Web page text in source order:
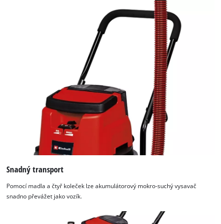
Snadný transport
Pomocí madla a čtyř koleček lze akumulátorový mokro-suchý vysavač
snadno převážet jako vozík.